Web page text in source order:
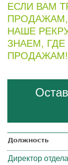
ЕСЛИ ВАМ
НАШЕ
ЗНАЕМ,
ПРОДАЖАМ!
Должность
Директор